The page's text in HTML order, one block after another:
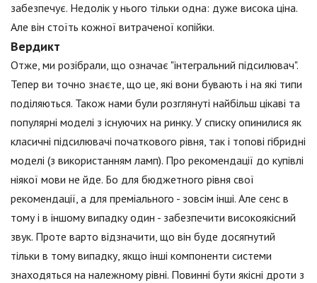
забезпечує. Недолік у нього тільки одна: дуже висока ціна.
Але він стоїть кожної витраченої копійки.
Вердикт
Отже, ми розібрали, що означає "інтегральний підсилювач".
Тепер ви точно знаєте, що це, які вони бувають і на які типи
поділяються. Також нами були розглянуті найбільш цікаві та
популярні моделі з існуючих на ринку. У списку опинилися як
класичні підсилювачі початкового рівня, так і топові гібридні
моделі (з використанням ламп). Про рекомендації до купівлі
ніякої мови не йде. Бо для бюджетного рівня свої
рекомендації, а для преміального - зовсім інші. Але сенс в
тому і в іншому випадку один - забезпечити високоякісний
звук. Проте варто відзначити, що він буде досягнутий
тільки в тому випадку, якщо інші компоненти системи
знаходяться на належному рівні. Повинні бути якісні дроти з